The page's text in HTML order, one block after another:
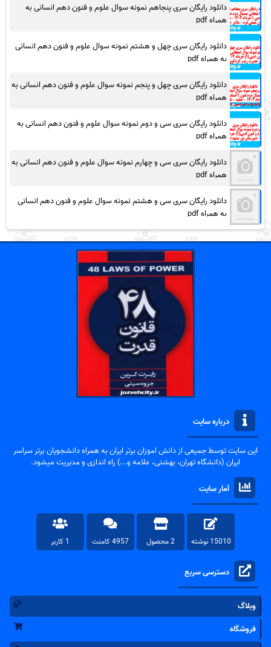
دانلود رایگان سری پنجاهم نمونه سوال علوم و فنون دهم انسانی به
همراه pdf
دانلود رایگان سری چهل و هشتم نمونه سوال علوم و فنون دهم انسانی
به همراه pdf
دانلود رایگان سری چهل و پنجم نمونه سوال علوم و فنون دهم انسانی به
همراه pdf
دانلود رایگان سری سی و دوم نمونه سوال علوم و فنون دهم انسانی به
همراه pdf
دانلود رایگان سری سی و چهارم نمونه سوال علوم و فنون دهم انسانی به
همراه pdf
دانلود رایگان سری سی و هشتم نمونه سوال علوم و فنون دهم انسانی
به همراه pdf
درباره سایت
این سایت توسط جمیعی از دانش اموزان برتر ایران به همراه دانشجویان برتر سراسر
ایران (دانشگاه تهران، بهشتی، علامه و...) راه اندازی و مدیریت میشود.
آمار سایت
15010 نوشته 2 محصول 4957 کامنت 1 کاربر
دسترسی سریع
وبلاگ
فروشگاه